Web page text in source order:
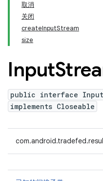
取消
关闭
createInputStream
size
Input
public interface
implements Closeable